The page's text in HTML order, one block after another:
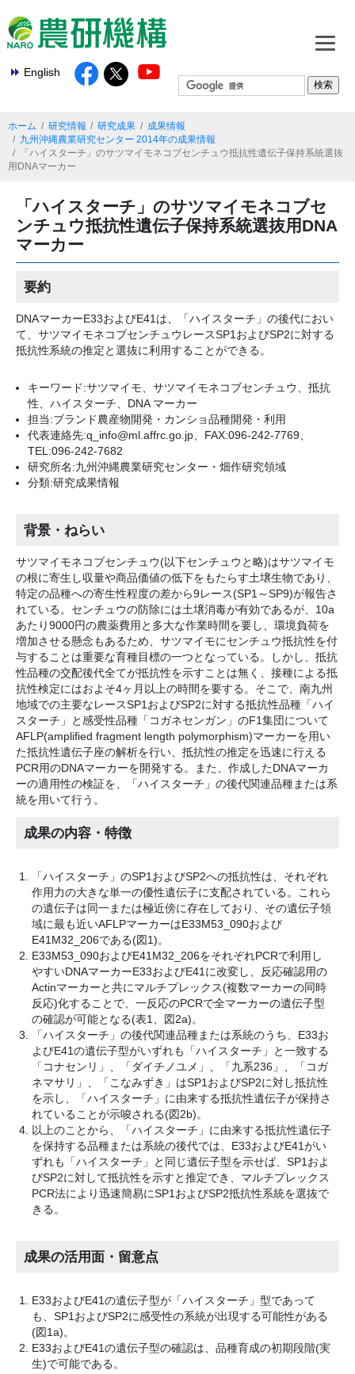
English
ホーム 研究情報 研究成果
成果情報
九州沖縄農業研究センター 2014年の成果情報
「ハイスターチ」のサツマイモネコブセンチュウ抵抗性遺伝子保持系統選抜
用DNAマーカー
「ハイスターチ」のサツマイモネコブセ
ンチュウ抵抗性遺伝子保持系統選抜用DNA
マーカー
要約
DNAマーカーE33およびE41は、「ハイスターチ」の後代におい
て、サツマイモネコブセンチュウレースSP1およびSP2に対する
抵抗性系統の推定と選抜に利用することができる。
キーワード:サツマイモ、サツマイモネコブセンチュウ、抵抗
性、ハイスターチ、DNA マーカー
担当:ブランド農産物開発・カンショ品種開発・利用
代表連絡先:q_info@ml.affrc.go.jp、FAX:096-242-7769、
TEL:096-242-7682
研究所名:九州沖縄農業研究センター・畑作研究領域
分類:研究成果情報
背景・ねらい
サツマイモネコブセンチュウ(以下センチュウと略)はサツマイモ
の根に寄生し収量や商品価値の低下をもたらす土壌生物であり、
特定の品種への寄生性程度の差から9レース(SP1～SP9)が報告さ
れている。センチュウの防除には土壌消毒が有効であるが、10a
あたり9000円の農薬費用と多大な作業時間を要し、環境負荷を
増加させる懸念もあるため、サツマイモにセンチュウ抵抗性を付
与することは重要な育種目標の一つとなっている。しかし、抵抗
性品種の交配後代全てが抵抗性を示すことは無く、接種による抵
抗性検定にはおよそ4ヶ月以上の時間を要する。そこで、南九州
地域での主要なレースSP1およびSP2に対する抵抗性品種「ハイ
スターチ」と感受性品種「コガネセンガン」のF1集団について
AFLP(amplified fragment length polymorphism)マーカーを用い
た抵抗性遺伝子座の解析を行い、抵抗性の推定を迅速に行える
PCR用のDNAマーカーを開発する。また、作成したDNAマーカ
ーの適用性の検証を、「ハイスターチ」の後代関連品種または系
統を用いて行う。
成果の内容・特徴
「ハイスターチ」のSP1およびSP2への抵抗性は、それぞれ
作用力の大きな単一の優性遺伝子に支配されている。これら
の遺伝子は同一または極近傍に存在しており、その遺伝子領
域に最も近いAFLPマーカーはE33M53_090および
E41M32_206である(図1)。
E33M53_090およびE41M32_206をそれぞれPCRで利用し
やすいDNAマーカーE33およびE41に改変し、反応確認用の
Actinマーカーと共にマルチプレックス(複数マーカーの同時
反応)化することで、一反応のPCRで全マーカーの遺伝子型
の確認が可能となる(表1、図2a)。
「ハイスターチ」の後代関連品種または系統のうち、E33お
よびE41の遺伝子型がいずれも「ハイスターチ」と一致する
「コナセンリ」、「ダイチノユメ」、「九系236」、「コガ
ネマサリ」、「こなみずき」はSP1およびSP2に対し抵抗性
を示し、「ハイスターチ」に由来する抵抗性遺伝子が保持さ
れていることが示唆される(図2b)。
以上のことから、「ハイスターチ」に由来する抵抗性遺伝子
を保持する品種または系統の後代では、E33およびE41がい
ずれも「ハイスターチ」と同じ遺伝子型を示せば、SP1およ
びSP2に対して抵抗性を示すと推定でき、マルチプレックス
PCR法により迅速簡易にSP1およびSP2抵抗性系統を選抜で
きる。
成果の活用面・留意点
E33およびE41の遺伝子型が「ハイスターチ」型であって
も、SP1およびSP2に感受性の系統が出現する可能性がある
(図1a)。
E33およびE41の遺伝子型の確認は、品種育成の初期段階(実
生)で可能である。